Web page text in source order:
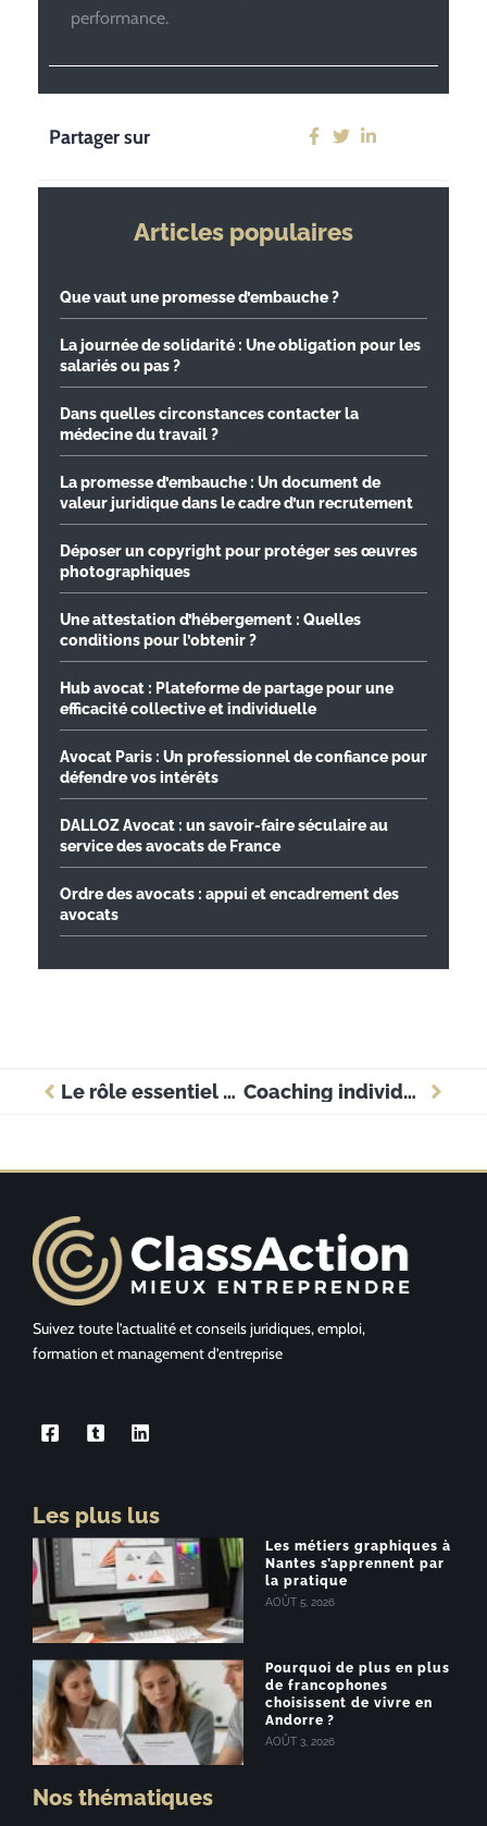
performance.
Partager sur
Articles populaires
Que vaut une promesse d’embauche ?
La journée de solidarité : Une obligation pour les
salariés ou pas ?
Dans quelles circonstances contacter la
médecine du travail ?
La promesse d’embauche : Un document de
valeur juridique dans le cadre d’un recrutement
Déposer un copyright pour protéger ses œuvres
photographiques
Une attestation d’hébergement : Quelles
conditions pour l’obtenir ?
Hub avocat : Plateforme de partage pour une
efficacité collective et individuelle
Avocat Paris : Un professionnel de confiance pour
défendre vos intérêts
DALLOZ Avocat : un savoir-faire séculaire au
service des avocats de France
Ordre des avocats : appui et encadrement des
avocats
Le rôle essentiel de l’académie de Poitiers dans le dynamisme économique régional Coaching individuel ou coaching d’équipe : comment choisir ?
Suivez toute l’actualité et conseils juridiques, emploi,
formation et management d’entreprise
Les plus lus
Les métiers graphiques à
Nantes s’apprennent par
la pratique
AOÛT 5, 2026
Pourquoi de plus en plus
de francophones
choisissent de vivre en
Andorre ?
AOÛT 3, 2026
Nos thématiques